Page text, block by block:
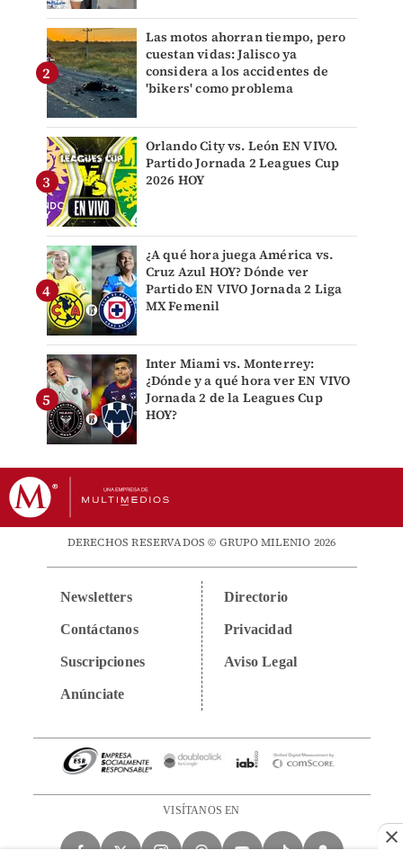
Las motos ahorran tiempo, pero
cuestan vidas: Jalisco ya
considera a los accidentes de
'bikers' como problema
Orlando City vs. León EN VIVO.
Partido Jornada 2 Leagues Cup
2026 HOY
¿A qué hora juega América vs.
Cruz Azul HOY? Dónde ver
Partido EN VIVO Jornada 2 Liga
MX Femenil
Inter Miami vs. Monterrey:
¿Dónde y a qué hora ver EN VIVO
Jornada 2 de la Leagues Cup
HOY?
DERECHOS RESERVADOS © GRUPO MILENIO 2026
Newsletters
Contáctanos
Suscripciones
Anúnciate
Directorio
Privacidad
Aviso Legal
VISÍTANOS EN